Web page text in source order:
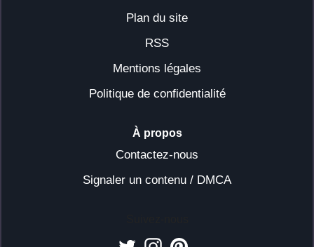
Plan du site
RSS
Mentions légales
Politique de confidentialité
À propos
Contactez-nous
Signaler un contenu / DMCA